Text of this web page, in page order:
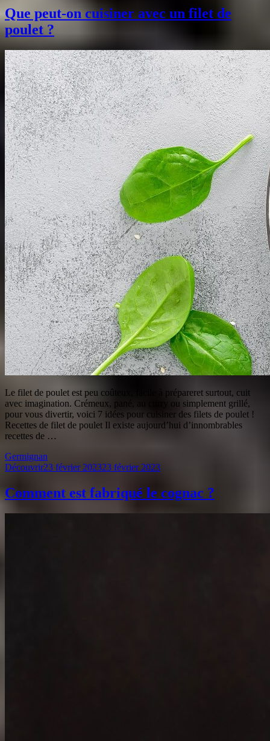
Que peut-on cuisiner avec un filet de
poulet ?
Le filet de poulet est peu coûteux, facile à prépareret surtout, cuit
avec imagination. Crémeux, pané, au curry ou simplement grillé,
pour vous divertir, voici 7 idées pour cuisiner des filets de poulet !
Recettes de filet de poulet Il existe aujourd’hui d’innombrables
recettes de …
Germignan
Découvrir23 février 202323 février 2023
Comment est fabriqué le cognac ?